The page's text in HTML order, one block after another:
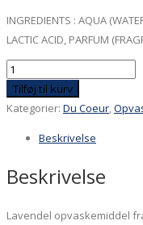
INGREDIENTS : AQUA
LACTIC ACID, PARFUM
Opvaskesæbe
Du
Coeur
Lavendel
Tilføj til kurv
Kategorier: Du Coeur
Beskrivelse
Beskrivelse
Lavendel opvaskemiddel